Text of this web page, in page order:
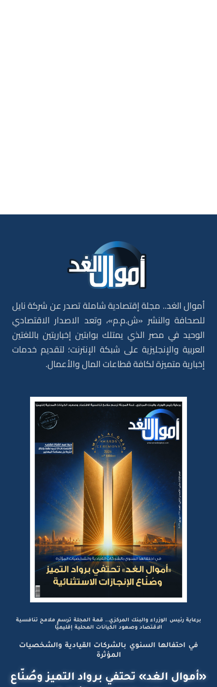
أموال الغد.. مجلة إقتصادية شاملة تصدر عن شركة نايل
للصحافة والنشر «ش.م.م»، وتعد الاصدار الاقتصادي
الوحيد في مصر الذي يمتلك بوابتين إخباريتين باللغتين
العربية والإنجليزية على شبكة الإنترنت؛ لتقديم خدمات
إخبارية متميزة لكافة قطاعات المال والأعمال.
برعاية رئيس الوزراء والبنك المركزي.. قمة المجلة ترسم ملامح تنافسية
الاقتصاد وصعود الكيانات المحلية إقليميًّا
في احتفالها السنوي بالشركات القيادية والشخصيات
المؤثرة
«أموال الغد» تحتفي برواد التميز وصُنّاع